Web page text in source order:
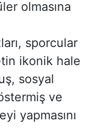
olmasına
sporcular
ikonik hale
sosyal
ve
yapmasını